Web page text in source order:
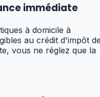
immédiate
à domicile à
au crédit d'impôt
vous ne réglez que la